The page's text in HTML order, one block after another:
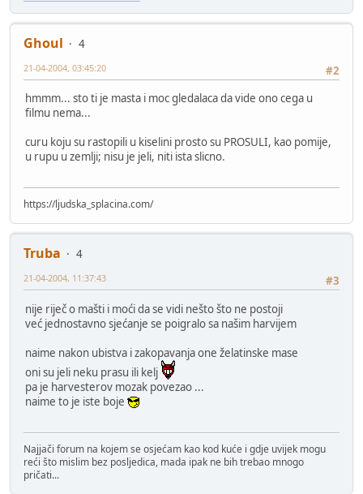
Ghoul
4
#2
21-04-2004, 03:45:20
hmmm... sto ti je masta i moc gledalaca da vide ono cega u
filmu nema...
curu koju su rastopili u kiselini prosto su PROSULI, kao pomije,
u rupu u zemlji; nisu je jeli, niti ista slicno.
https://ljudska_splacina.com/
Truba
4
#3
21-04-2004, 11:37:43
nije riječ o mašti i moći da se vidi nešto što ne postoji
već jednostavno sjećanje se poigralo sa našim harvijem
naime nakon ubistva i zakopavanja one želatinske mase
oni su jeli neku prasu ili kelj
pa je harvesterov mozak povezao ...
naime to je iste boje
Najjači forum na kojem se osjećam kao kod kuće i gdje uvijek mogu
reći što mislim bez posljedica, mada ipak ne bih trebao mnogo
pričati...